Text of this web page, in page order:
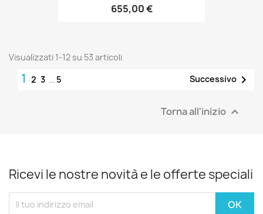
655,00 €
Visualizzati 1-12 su 53 articoli
1 2 3 … 5 Successivo 
Torna all'inizio 
Ricevi le nostre novità e le offerte speciali